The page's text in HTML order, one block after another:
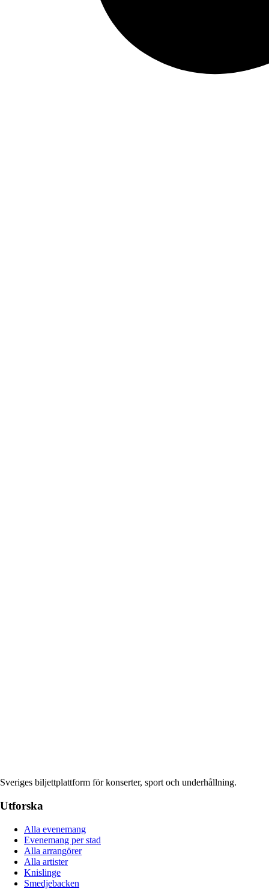
Sveriges biljettplattform för konserter, sport och underhållning.
Utforska
Alla evenemang
Evenemang per stad
Alla arrangörer
Alla artister
Knislinge
Smedjebacken